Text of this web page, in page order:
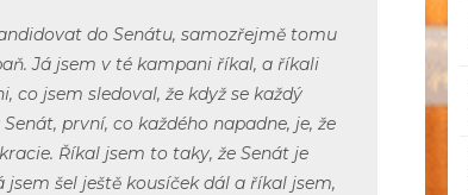
do Senátu, samozřejmě tomu
Já jsem v té kampani říkal, a říkali
co jsem sledoval, že když se každý
první, co každého napadne, je, že
Říkal jsem to taky, že Senát je
šel ještě kousíček dál a říkal jsem,